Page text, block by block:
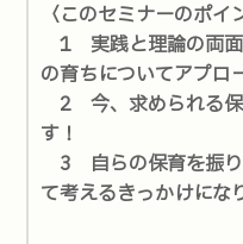
〈このセミナーのポイ
1 実践と理論の両面
の育ちについてアプロ
2 今、求められる保
す！
3 自らの保育を振り
て考えるきっかけにな